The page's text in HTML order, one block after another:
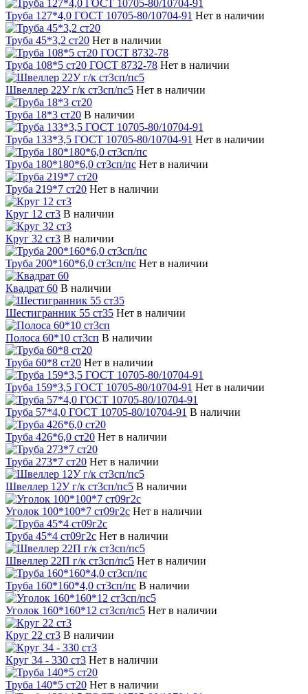
Труба 127*4,0 ГОСТ 10705-80/10704-91 Нет в наличии
Труба 45*3,2 ст20 Нет в наличии
Труба 108*5 ст20 ГОСТ 8732-78 Нет в наличии
Швеллер 22У г/к ст3сп/пс5 Нет в наличии
Труба 18*3 ст20 В наличии
Труба 133*3,5 ГОСТ 10705-80/10704-91 Нет в наличии
Труба 180*180*6,0 ст3сп/пс Нет в наличии
Труба 219*7 ст20 Нет в наличии
Круг 12 ст3 В наличии
Круг 32 ст3 В наличии
Труба 200*160*6,0 ст3сп/пс Нет в наличии
Квадрат 60 В наличии
Шестигранник 55 ст35 Нет в наличии
Полоса 60*10 ст3сп В наличии
Труба 60*8 ст20 Нет в наличии
Труба 159*3,5 ГОСТ 10705-80/10704-91 Нет в наличии
Труба 57*4,0 ГОСТ 10705-80/10704-91 В наличии
Труба 426*6,0 ст20 Нет в наличии
Труба 273*7 ст20 Нет в наличии
Швеллер 12У г/к ст3сп/пс5 В наличии
Уголок 100*100*7 ст09г2с Нет в наличии
Труба 45*4 ст09г2с Нет в наличии
Швеллер 22П г/к ст3сп/пс5 Нет в наличии
Труба 160*160*4,0 ст3сп/пс В наличии
Уголок 160*160*12 ст3сп/пс5 Нет в наличии
Круг 22 ст3 В наличии
Круг 34 - 330 ст3 Нет в наличии
Труба 140*5 ст20 Нет в наличии